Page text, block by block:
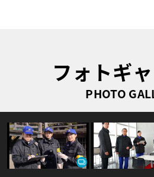
フォトギ
PHOTO